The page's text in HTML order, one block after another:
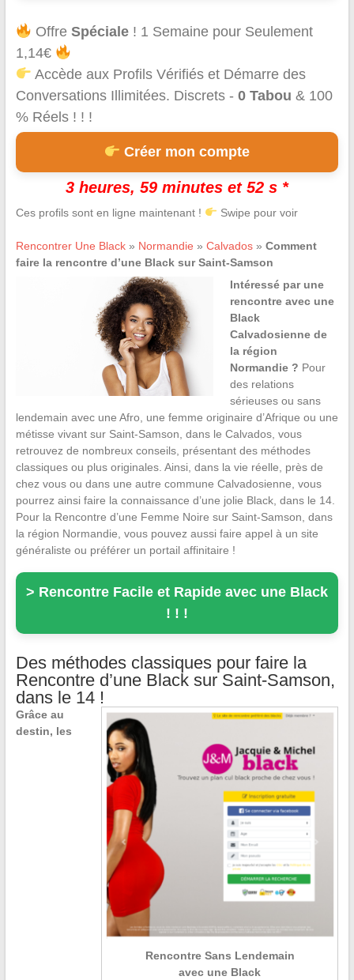
OffreSpéciale ! 1 Semaine pour Seulement
1,14€
Accède aux Profils Vérifiés et Démarre des
Conversations Illimitées. Discrets - 0 Tabou & 100
% Réels ! ! !
Créer mon compte
3 heures, 59 minutes et 52 s *
Ces profils sont en ligne maintenant ! Swipe pour voir
Rencontrer Une Black» Normandie » Calvados» Comment
faire la rencontre d’une Black sur Saint-Samson
Intéressé par une
rencontre avec une
Black
Calvadosienne de
la région
Normandie ? Pour
des relations
sérieuses ou sans
lendemain avec une Afro, une femme originaire d’Afrique ou une
métisse vivant sur Saint-Samson, dans le Calvados, vous
retrouvez de nombreux conseils, présentant des méthodes
classiques ou plus originales. Ainsi, dans la vie réelle, près de
chez vous ou dans une autre commune Calvadosienne, vous
pourrez ainsi faire la connaissance d’une jolie Black, dans le 14.
Pour la Rencontre d’une Femme Noire sur Saint-Samson, dans
la région Normandie, vous pouvez aussi faire appel à un site
généraliste ou préférer un portail affinitaire !
> Rencontre Facile et Rapide avec une Black
! ! !
Des méthodes classiques pour faire la
Rencontre d’une Black sur Saint-Samson,
dans le 14 !
Rencontre Sans Lendemain
avec une Black
Grâce au
destin, les